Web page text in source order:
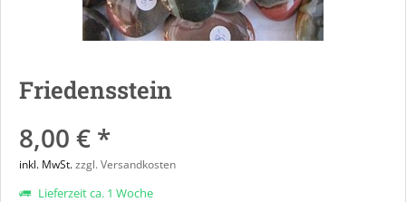
Friedensstein
8,00 € *
inkl. MwSt.zzgl. Versandkosten
Lieferzeit ca. 1 Woche